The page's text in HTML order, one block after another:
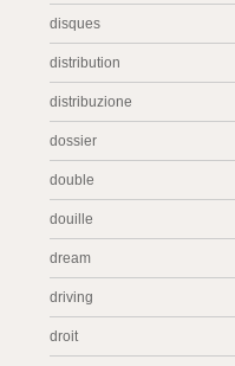
disques
distribution
distribuzione
dossier
double
douille
dream
driving
droit